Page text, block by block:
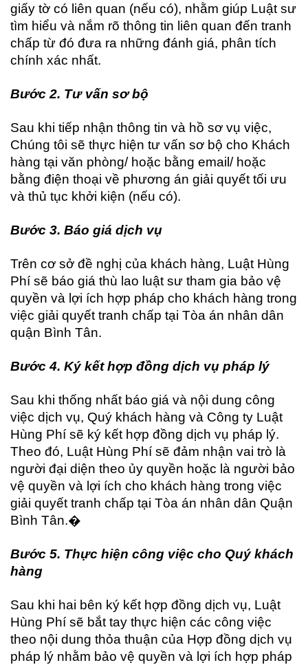
giấy tờ có liên quan (nếu có), nhằm giúp Luật sư
tìm hiểu và nắm rõ thông tin liên quan đến tranh
chấp từ đó đưa ra những đánh giá, phân tích
chính xác nhất.
Bước 2. Tư vấn sơ bộ
Sau khi tiếp nhận thông tin và hồ sơ vụ việc,
Chúng tôi sẽ thực hiện tư vấn sơ bộ cho Khách
hàng tại văn phòng/ hoặc bằng email/ hoặc
bằng điện thoại về phương án giải quyết tối ưu
và thủ tục khởi kiện (nếu có).
Bước 3. Báo giá dịch vụ
Trên cơ sở đề nghị của khách hàng, Luật Hùng
Phí sẽ báo giá thù lao luật sư tham gia bảo vệ
quyền và lợi ích hợp pháp cho khách hàng trong
việc giải quyết tranh chấp tại Tòa án nhân dân
quận Bình Tân.
Bước 4. Ký kết hợp đồng dịch vụ pháp lý
Sau khi thống nhất báo giá và nội dung công
việc dịch vụ, Quý khách hàng và Công ty Luật
Hùng Phí sẽ ký kết hợp đồng dịch vụ pháp lý.
Theo đó, Luật Hùng Phí sẽ đảm nhận vai trò là
người đại diện theo ủy quyền hoặc là người bảo
vệ quyền và lợi ích cho khách hàng trong việc
giải quyết tranh chấp tại Tòa án nhân dân Quận
Bình Tân.�
Bước 5. Thực hiện công việc cho Quý khách
hàng
Sau khi hai bên ký kết hợp đồng dịch vụ, Luật
Hùng Phí sẽ bắt tay thực hiện các công việc
theo nội dung thỏa thuận của Hợp đồng dịch vụ
pháp lý nhằm bảo vệ quyền và lợi ích hợp pháp